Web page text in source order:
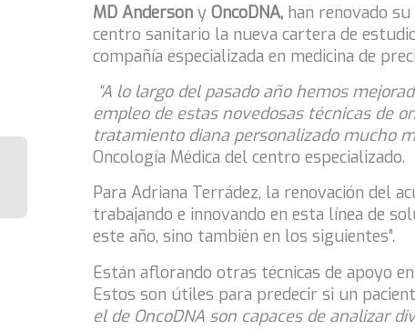
MD Anderson y OncoDNA, han renovado
centro sanitario la nueva cartera de
compañía especializada en medicina de
“A lo largo del pasado año hemos
empleo de estas novedosas técnicas de
tratamiento diana personalizado mucho
Oncología Médica del centro especializado.
Para Adriana Terrádez, la renovación del
trabajando e innovando en esta línea de
este año, sino también en los siguientes”.
Están aflorando otras técnicas de apoyo
Estos son útiles para predecir si un
el de OncoDNA son capaces de analizar